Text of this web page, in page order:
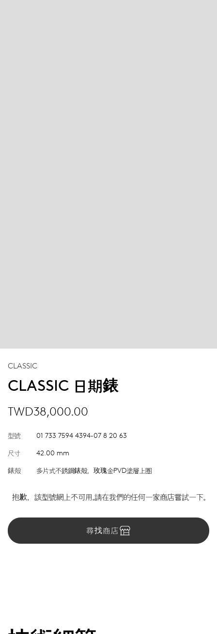
CLASSIC
CLASSIC 日期錶
TWD38,000.00
型號 01 733 7594 4394-07 8 20 63
尺寸 42.00 mm
錶殼 多片式不銹鋼錶殼，玫瑰金PVD塗層上圈
抱歉，該型號網上不可用。請在我們的任何一家商店嘗試一下。
尋找商店